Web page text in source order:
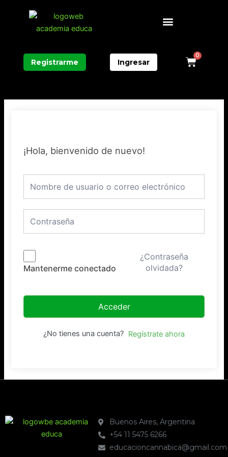
Menú
Registrarme Ingresar
0
¡Hola, bienvenido de nuevo!
Mantenerme conectado
¿Contraseña
olvidada?
Acceder
¿No tienes una cuenta? Regístrate ahora
Buenos Aires, Argentina
+54 11 5475 6266
educacioncannabica@gmail.com